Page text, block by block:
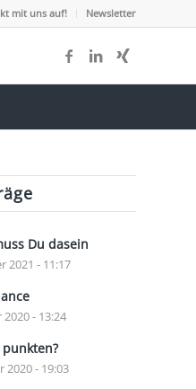
mit uns auf! Newsletter
Du dasein
2021 - 11:17
- 13:24
2020 - 19:03